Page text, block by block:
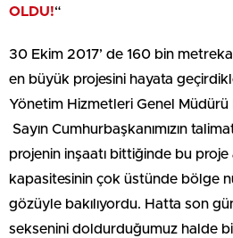
OLDU!“
30 Ekim 2017’ de 160 bin
en büyük projesini hayata
Yönetim Hizmetleri Genel
Sayın Cumhurbaşkanımızın
projenin inşaatı bittiğinde bu proje
kapasitesinin çok üstünde bölge
gözüyle bakılıyordu. Hatta son
seksenini doldurduğumuz halde